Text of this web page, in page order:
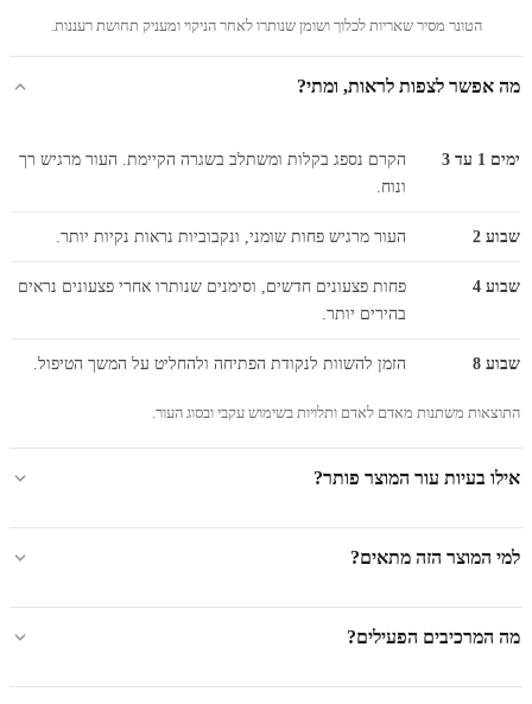
הטונר מסיר שאריות לכלוך ושומן שנותרו לאחר הניקוי ומעניק תחושת רעננות.
מה אפשר לצפות לראות, ומתי?
ימים 1 עד 3
הקרם נספג בקלות ומשתלב בשגרה הקיימת. העור מרגיש רך
ונוח.
שבוע 2 העור מרגיש פחות שומני, ונקבוביות נראות נקיות יותר.
שבוע 4
פחות פצעונים חדשים, וסימנים שנותרו אחרי פצעונים נראים
בהירים יותר.
שבוע 8 הזמן להשוות לנקודת הפתיחה ולהחליט על המשך הטיפול.
התוצאות משתנות מאדם לאדם ותלויות בשימוש עקבי ובסוג העור.
אילו בעיות עור המוצר פותר?
למי המוצר הזה מתאים?
מה המרכיבים הפעילים?